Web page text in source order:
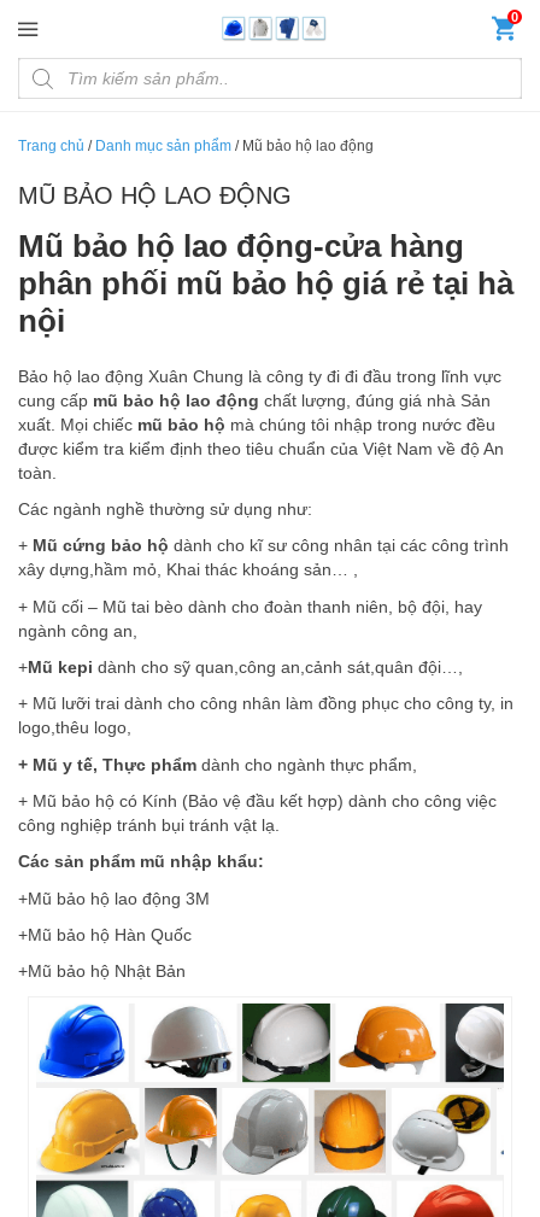
0
Products search
Trang chủ / Danh mục sản phẩm / Mũ bảo hộ lao động
MŨ BẢO HỘ LAO ĐỘNG
Mũ bảo hộ lao động-cửa hàng
phân phối mũ bảo hộ giá rẻ tại hà
nội
Bảo hộ lao động Xuân Chung là công ty đi đi đầu trong lĩnh vực
cung cấp mũ bảo hộ lao động chất lượng, đúng giá nhà Sản
xuất. Mọi chiếc mũ bảo hộ mà chúng tôi nhập trong nước đều
được kiểm tra kiểm định theo tiêu chuẩn của Việt Nam về độ An
toàn.
Các ngành nghề thường sử dụng như:
+ Mũ cứng bảo hộ dành cho kĩ sư công nhân tại các công trình
xây dựng,hầm mỏ, Khai thác khoáng sản… ,
+ Mũ cối – Mũ tai bèo dành cho đoàn thanh niên, bộ đội, hay
ngành công an,
+Mũ kepi dành cho sỹ quan,công an,cảnh sát,quân đội…,
+ Mũ lưỡi trai dành cho công nhân làm đồng phục cho công ty, in
logo,thêu logo,
+ Mũ y tế, Thực phẩm dành cho ngành thực phẩm,
+ Mũ bảo hộ có Kính (Bảo vệ đầu kết hợp) dành cho công việc
công nghiệp tránh bụi tránh vật lạ.
Các sản phẩm mũ nhập khẩu:
+Mũ bảo hộ lao động 3M
+Mũ bảo hộ Hàn Quốc
+Mũ bảo hộ Nhật Bản